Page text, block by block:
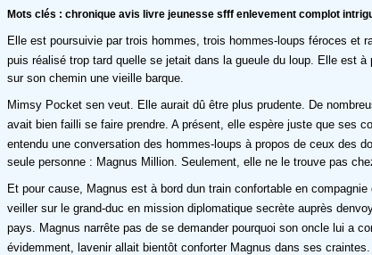
Mots clés : chronique avis livre jeunesse sfff enlevement complot
Elle est poursuivie par trois hommes, trois hommes-loups féroces et
puis réalisé trop tard quelle se jetait dans la gueule du loup. Elle est
sur son chemin une vieille barque.
Mimsy Pocket sen veut. Elle aurait dû être plus prudente. De
avait bien failli se faire prendre. A présent, elle espère juste que ses
entendu une conversation des hommes-loups à propos de ceux des
seule personne : Magnus Million. Seulement, elle ne le trouve pas
Et pour cause, Magnus est à bord dun train confortable en
veiller sur le grand-duc en mission diplomatique secrète auprès
pays. Magnus narrête pas de se demander pourquoi son oncle lui a
évidemment, lavenir allait bientôt conforter Magnus dans ses craintes.